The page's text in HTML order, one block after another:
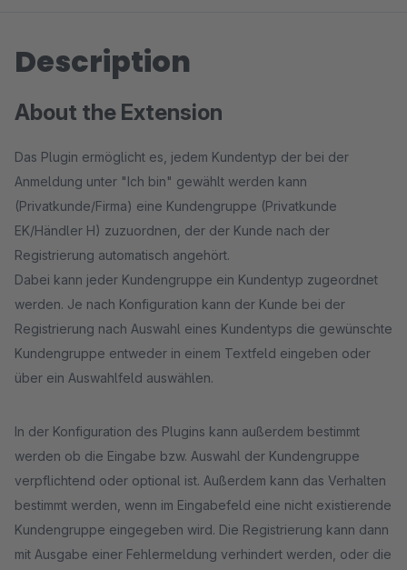
Description
About the Extension
Das Plugin ermöglicht es, jedem Kundentyp der bei der
Anmeldung unter "Ich bin" gewählt werden kann
(Privatkunde/Firma) eine Kundengruppe (Privatkunde
EK/Händler H) zuzuordnen, der der Kunde nach der
Registrierung automatisch angehört.
Dabei kann jeder Kundengruppe ein Kundentyp zugeordnet
werden. Je nach Konfiguration kann der Kunde bei der
Registrierung nach Auswahl eines Kundentyps die gewünschte
Kundengruppe entweder in einem Textfeld eingeben oder
über ein Auswahlfeld auswählen.
In der Konfiguration des Plugins kann außerdem bestimmt
werden ob die Eingabe bzw. Auswahl der Kundengruppe
verpflichtend oder optional ist. Außerdem kann das Verhalten
bestimmt werden, wenn im Eingabefeld eine nicht existierende
Kundengruppe eingegeben wird. Die Registrierung kann dann
mit Ausgabe einer Fehlermeldung verhindert werden, oder die